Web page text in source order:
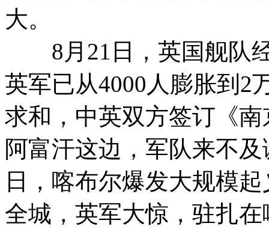
大。
8月21日，英国舰队经
英军已从4000人膨胀到2
求和，中英双方签订《
阿富汗这边，军队来不
日，喀布尔爆发大规模
全城，英军大惊，驻扎